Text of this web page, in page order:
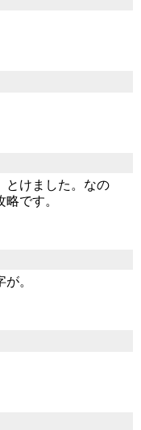
とけました。なの
です。
。